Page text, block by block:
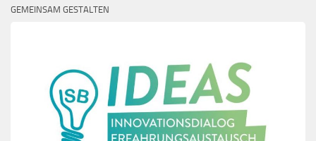
GEMEINSAM GESTALTEN